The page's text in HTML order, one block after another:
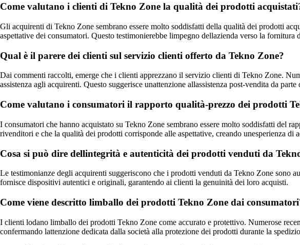
Come valutano i clienti di Tekno Zone la qualità dei prodotti
Gli acquirenti di Tekno Zone sembrano essere molto soddisfatti della qualità dei prodotti
aspettative dei consumatori. Questo testimonierebbe limpegno dellazienda verso la fornitura
Qual è il parere dei clienti sul servizio clienti offerto da Tekno Zone?
Dai commenti raccolti, emerge che i clienti apprezzano il servizio clienti di Tekno Zone.
assistenza agli acquirenti. Questo suggerisce unattenzione allassistenza post-vendita da parte
Come valutano i consumatori il rapporto qualità-prezzo dei prodotti
I consumatori che hanno acquistato su Tekno Zone sembrano essere molto soddisfatti del
rivenditori e che la qualità dei prodotti corrisponde alle aspettative, creando unesperienza di
Cosa si può dire dellintegrità e autenticità dei prodotti venduti da
Le testimonianze degli acquirenti suggeriscono che i prodotti venduti da Tekno Zone sono
fornisce dispositivi autentici e originali, garantendo ai clienti la genuinità dei loro acquisti.
Come viene descritto limballo dei prodotti Tekno Zone dai
I clienti lodano limballo dei prodotti Tekno Zone come accurato e protettivo. Numerose
confermando lattenzione dedicata dalla società alla protezione dei prodotti durante la